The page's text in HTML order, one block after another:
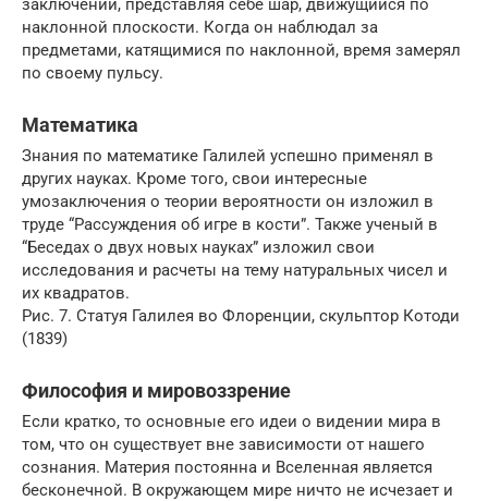
заключений, представляя себе шар, движущийся по
наклонной плоскости. Когда он наблюдал за
предметами, катящимися по наклонной, время замерял
по своему пульсу.
Математика
Знания по математике Галилей успешно применял в
других науках. Кроме того, свои интересные
умозаключения о теории вероятности он изложил в
труде “Рассуждения об игре в кости”. Также ученый в
“Беседах о двух новых науках” изложил свои
исследования и расчеты на тему натуральных чисел и
их квадратов.
Рис. 7. Статуя Галилея во Флоренции, скульптор Котоди
(1839)
Философия и мировоззрение
Если кратко, то основные его идеи о видении мира в
том, что он существует вне зависимости от нашего
сознания. Материя постоянна и Вселенная является
бесконечной. В окружающем мире ничто не исчезает и